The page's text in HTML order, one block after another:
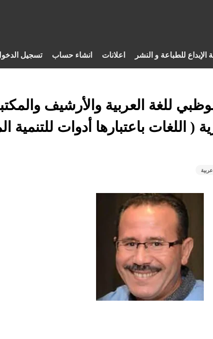
الإبداع للطباعة و النشر اعلانات انشاء حساب تسجيل
للغة العربية والأرشيف
( اللغات باعتبارها أدوات للتنمية
عربية